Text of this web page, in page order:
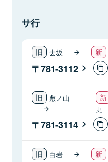
サ行
去坂
781-3112
敷ノ山
更
781-3114
白岩